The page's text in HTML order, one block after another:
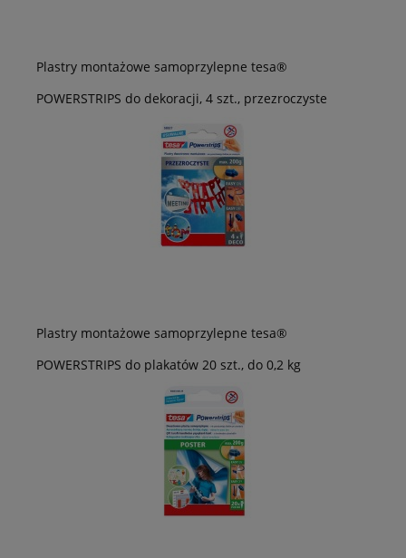
Plastry montażowe samoprzylepne tesa®
POWERSTRIPS do dekoracji, 4 szt., przezroczyste
Plastry montażowe samoprzylepne tesa®
POWERSTRIPS do plakatów 20 szt., do 0,2 kg